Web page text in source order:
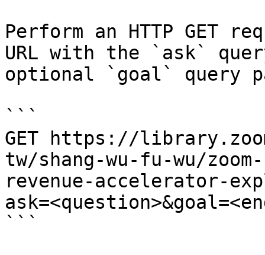
Perform an HTTP GET
URL with the `ask`
optional `goal` query
```
GET https://
tw/shang-wu-fu-wu/
revenue-accelerator-
```